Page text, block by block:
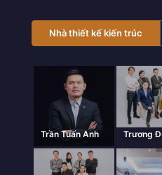
Nhà thiết kế kiến trúc
Trần Tuấn Anh Trương